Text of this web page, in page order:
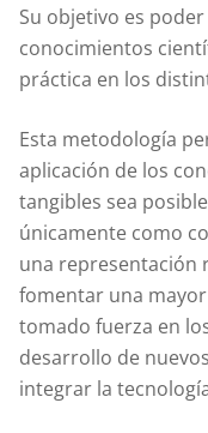
Su objetivo es
conocimientos
práctica en los
Esta metodología
aplicación de los
tangibles sea
únicamente como
una representación
fomentar una
tomado fuerza en
desarrollo de
integrar la